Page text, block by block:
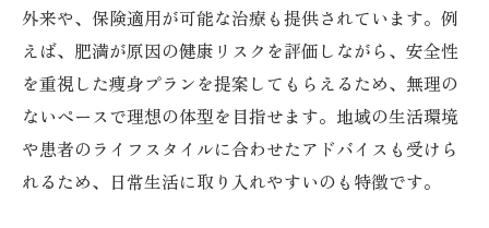
外来や、保険適用が可能な治療も提供されています。例
えば、肥満が原因の健康リスクを評価しながら、安全性
を重視した痩身プランを提案してもらえるため、無理の
ないペースで理想の体型を目指せます。地域の生活環境
や患者のライフスタイルに合わせたアドバイスも受けら
れるため、日常生活に取り入れやすいのも特徴です。